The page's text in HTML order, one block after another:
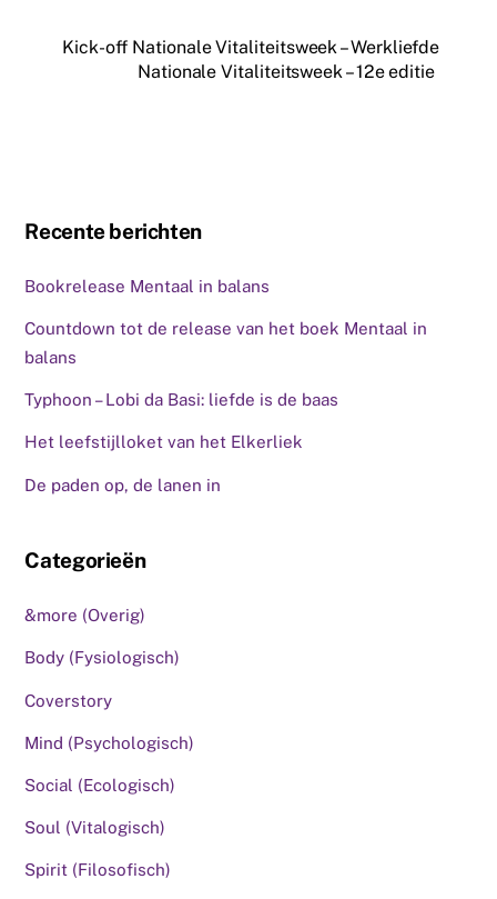
Kick-off Nationale Vitaliteitsweek – Werkliefde
Nationale Vitaliteitsweek – 12e editie
Recente berichten
Bookrelease Mentaal in balans
Countdown tot de release van het boek Mentaal in
balans
Typhoon – Lobi da Basi: liefde is de baas
Het leefstijlloket van het Elkerliek
De paden op, de lanen in
Categorieën
&more (Overig)
Body (Fysiologisch)
Coverstory
Mind (Psychologisch)
Social (Ecologisch)
Soul (Vitalogisch)
Spirit (Filosofisch)